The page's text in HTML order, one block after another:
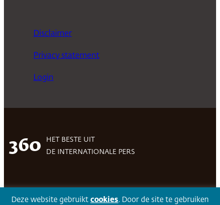
Disclaimer
Privacy statement
Login
360
HET BESTE UIT
DE INTERNATIONALE PERS
Volg 360Facebook LinkedIn Twitter
Deze website gebruikt cookies. Door de site te gebruiken